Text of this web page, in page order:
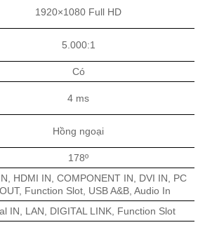
1920×1080 Full HD
5.000:1
Có
4 ms
Hồng ngoại
178º
HDMI IN, COMPONENT IN, DVI IN, PC
Function Slot, USB A&B, Audio In
IN, LAN, DIGITAL LINK, Function Slot